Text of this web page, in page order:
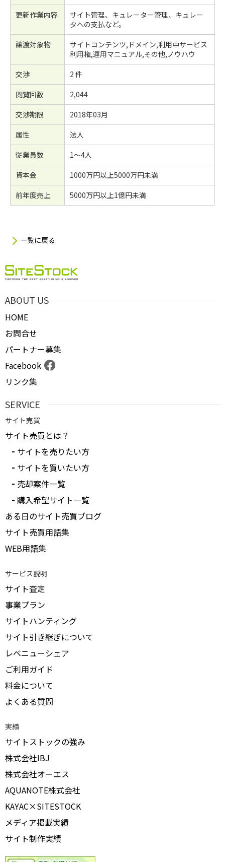
更新作業内容
サイト管理、キュレーター管理、キュレー
タへの支払など。
譲渡対象物
サイトコンテンツ,ドメイン,利用中サービス
利用権,運用マニュアル,その他,ノウハウ
交渉
2 件
閲覧回数
2,044
交渉期限
2018年03月
属性
法人
従業員数
1～4人
資本金
1000万円以上5000万円未満
前年度売上
5000万円以上1億円未満
一覧に戻る
ABOUT US
HOME
お問合せ
パートナー募集
Facebook
リンク集
SERVICE
サイト売買
サイト売買とは？
サイトを売りたい方
サイトを買いたい方
売却案件一覧
購入希望サイト一覧
ある日のサイト売買ブログ
サイト売買用語集
WEB用語集
サービス説明
サイト査定
事業プラン
サイトハンティング
サイト引き継ぎについて
レベニューシェア
ご利用ガイド
料金について
よくある質問
実績
サイトストックの強み
株式会社IBJ
株式会社オーエス
AQUANOTE株式会社
KAYAC×SITESTOCK
メディア掲載実績
サイト制作実績